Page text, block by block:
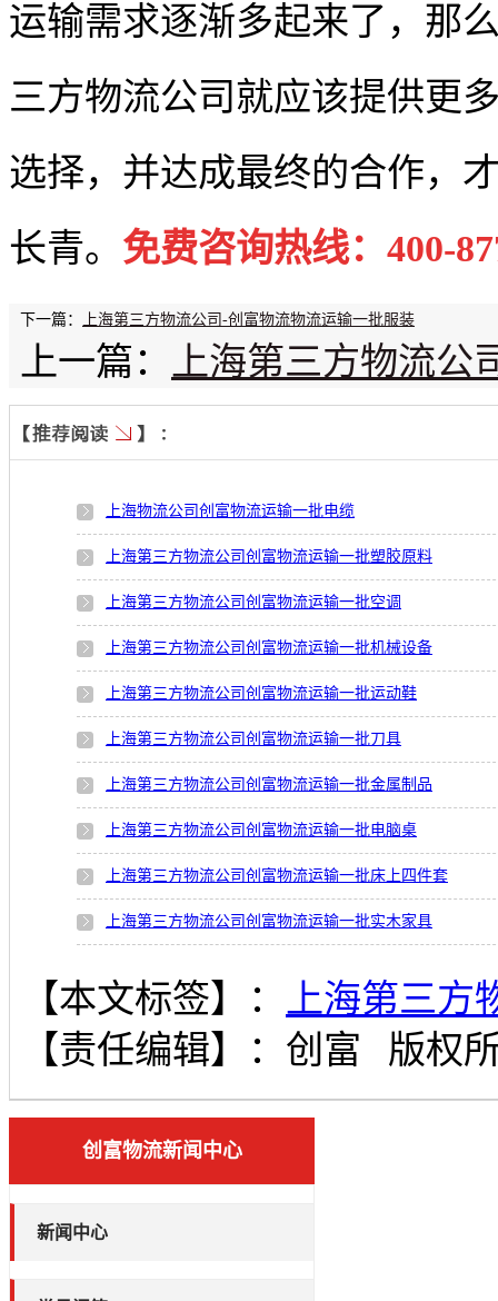
运输需求逐渐多起来了，那
三方物流公司就应该提供更
选择，并达成最终的合作，
长青。 免费咨询热线：400-
下一篇： 上海第三方物流公司-创富物流物流运输一批服装
上一篇： 上海第三方物流
上海物流公司创富物流运输一批电缆
上海第三方物流公司创富物流运输一批塑胶原料
上海第三方物流公司创富物流运输一批空调
上海第三方物流公司创富物流运输一批机械设备
上海第三方物流公司创富物流运输一批运动鞋
上海第三方物流公司创富物流运输一批刀具
上海第三方物流公司创富物流运输一批金属制品
上海第三方物流公司创富物流运输一批电脑桌
上海第三方物流公司创富物流运输一批床上四件套
上海第三方物流公司创富物流运输一批实木家具
【本文标签】：
上海第三方
【责任编辑】： 创富 版权
创富物流新闻中心
新闻中心